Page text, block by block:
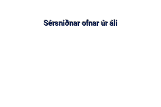
Sérsniðnar ofnar úr áli